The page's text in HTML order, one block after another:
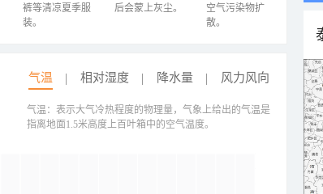
裤等清凉夏季服
装。
后会蒙上灰尘。
空气污染物扩
散。
气温 相对湿度 降水量 风力风向
气温：表示大气冷热程度的物理量，气象上给出的气温是
指离地面1.5米高度上百叶箱中的空气温度。